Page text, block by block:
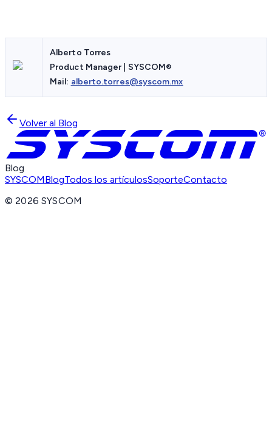
Alberto Torres
Product Manager | SYSCOM®
Mail: alberto.torres@syscom.mx
Volver al Blog
Blog
SYSCOMBlogTodos los artículosSoporteContacto
©2026 SYSCOM